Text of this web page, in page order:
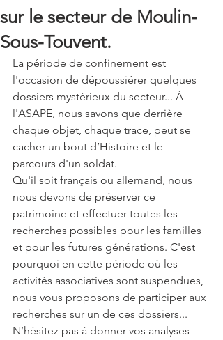
sur le secteur de Moulin-
Sous-Touvent.
La période de confinement est
l'occasion de dépoussiérer quelques
dossiers mystérieux du secteur... À
l'ASAPE, nous savons que derrière
chaque objet, chaque trace, peut se
cacher un bout d’Histoire et le
parcours d'un soldat.
Qu'il soit français ou allemand, nous
nous devons de préserver ce
patrimoine et effectuer toutes les
recherches possibles pour les familles
et pour les futures générations. C'est
pourquoi en cette période où les
activités associatives sont suspendues,
nous vous proposons de participer aux
recherches sur un de ces dossiers...
N’hésitez pas à donner vos analyses